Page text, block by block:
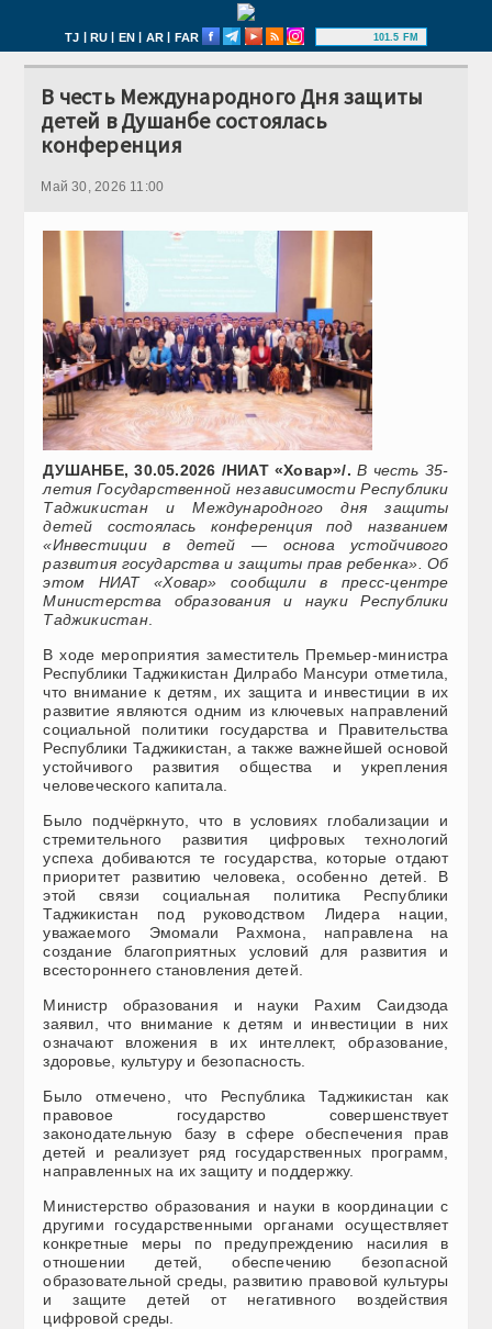
TJ | RU | EN | AR | FAR 101.5 FM
В честь Международного Дня защиты
детей в Душанбе состоялась
конференция
Май 30, 2026 11:00
ДУШАНБЕ, 30.05.2026 /НИАТ «Ховар»/. В честь 35-
летия Государственной независимости Республики
Таджикистан и Международного дня защиты
детей состоялась конференция под названием
«Инвестиции в детей — основа устойчивого
развития государства и защиты прав ребенка». Об
этом НИАТ «Ховар» сообщили в пресс-центре
Министерства образования и науки Республики
Таджикистан.
В ходе мероприятия заместитель Премьер-министра
Республики Таджикистан Дилрабо Мансури отметила,
что внимание к детям, их защита и инвестиции в их
развитие являются одним из ключевых направлений
социальной политики государства и Правительства
Республики Таджикистан, а также важнейшей основой
устойчивого развития общества и укрепления
человеческого капитала.
Было подчёркнуто, что в условиях глобализации и
стремительного развития цифровых технологий
успеха добиваются те государства, которые отдают
приоритет развитию человека, особенно детей. В
этой связи социальная политика Республики
Таджикистан под руководством Лидера нации,
уважаемого Эмомали Рахмона, направлена на
создание благоприятных условий для развития и
всестороннего становления детей.
Министр образования и науки Рахим Саидзода
заявил, что внимание к детям и инвестиции в них
означают вложения в их интеллект, образование,
здоровье, культуру и безопасность.
Было отмечено, что Республика Таджикистан как
правовое государство совершенствует
законодательную базу в сфере обеспечения прав
детей и реализует ряд государственных программ,
направленных на их защиту и поддержку.
Министерство образования и науки в координации с
другими государственными органами осуществляет
конкретные меры по предупреждению насилия в
отношении детей, обеспечению безопасной
образовательной среды, развитию правовой культуры
и защите детей от негативного воздействия
цифровой среды.